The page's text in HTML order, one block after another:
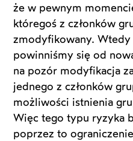
że w pewnym
któregoś z członków
zmodyfikowany. Wtedy
powinniśmy się od
na pozór modyfikacja
jednego z członków
możliwości istnienia
Więc tego typu ryzyka
poprzez to